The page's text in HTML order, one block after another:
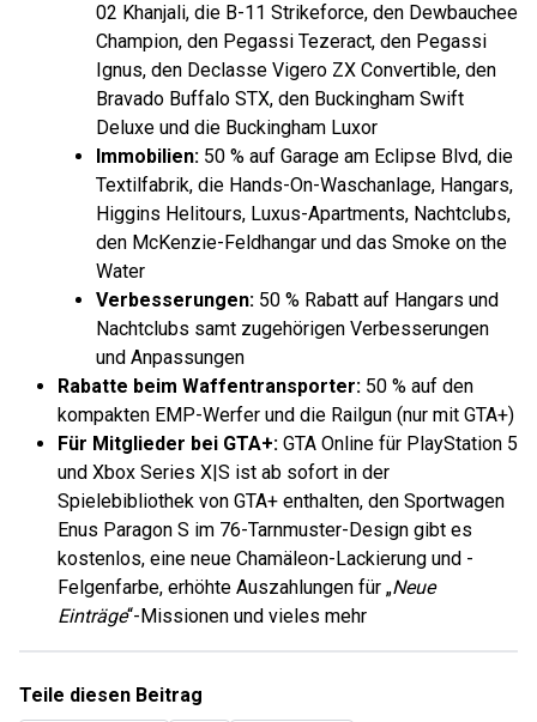
02 Khanjali, die B-11 Strikeforce, den Dewbauchee
Champion, den Pegassi Tezeract, den Pegassi
Ignus, den Declasse Vigero ZX Convertible, den
Bravado Buffalo STX, den Buckingham Swift
Deluxe und die Buckingham Luxor
Immobilien: 50 % auf Garage am Eclipse Blvd, die
Textilfabrik, die Hands-On-Waschanlage, Hangars,
Higgins Helitours, Luxus-Apartments, Nachtclubs,
den McKenzie-Feldhangar und das Smoke on the
Water
Verbesserungen: 50 % Rabatt auf Hangars und
Nachtclubs samt zugehörigen Verbesserungen
und Anpassungen
Rabatte beim Waffentransporter: 50 % auf den
kompakten EMP-Werfer und die Railgun (nur mit GTA+)
Für Mitglieder bei GTA+: GTA Online für PlayStation 5
und Xbox Series X|S ist ab sofort in der
Spielebibliothek von GTA+ enthalten, den Sportwagen
Enus Paragon S im 76-Tarnmuster-Design gibt es
kostenlos, eine neue Chamäleon-Lackierung und -
Felgenfarbe, erhöhte Auszahlungen für „Neue
Einträge“-Missionen und vieles mehr
Teile diesen Beitrag